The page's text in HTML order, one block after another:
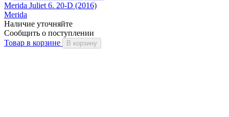
Merida Juliet 6. 20-D (2016)
Merida
Наличие уточняйте
Сообщить о поступлении
Товар в корзине
В корзину